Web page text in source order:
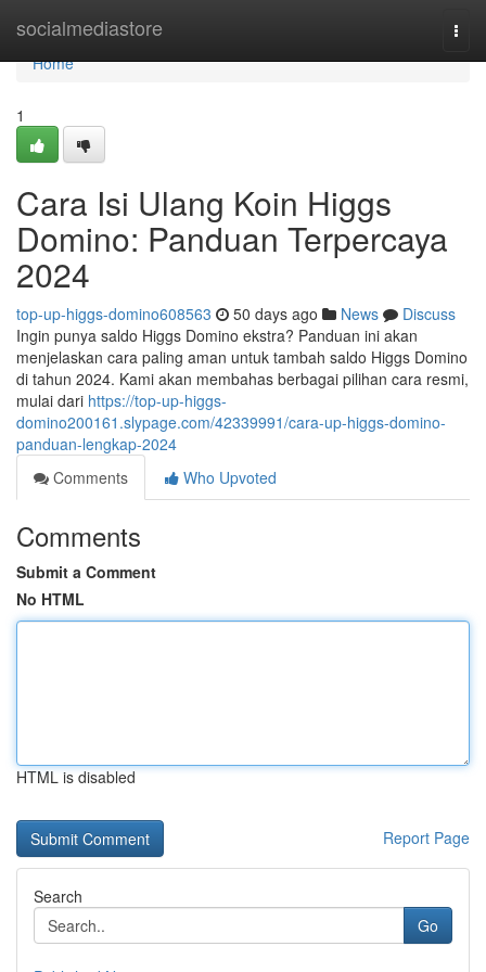
socialmediastore
Home
Home
1
Cara Isi Ulang Koin Higgs
Domino: Panduan Terpercaya
2024
top-up-higgs-domino608563 50 days ago News
Discuss
Ingin punya saldo Higgs Domino ekstra? Panduan ini akan
menjelaskan cara paling aman untuk tambah saldo Higgs Domino
di tahun 2024. Kami akan membahas berbagai pilihan cara resmi,
mulai dari https://top-up-higgs-
domino200161.slypage.com/42339991/cara-up-higgs-domino-
panduan-lengkap-2024
Comments
Who Upvoted
Comments
Submit a Comment
No HTML
HTML is disabled
Report Page
Search
Go